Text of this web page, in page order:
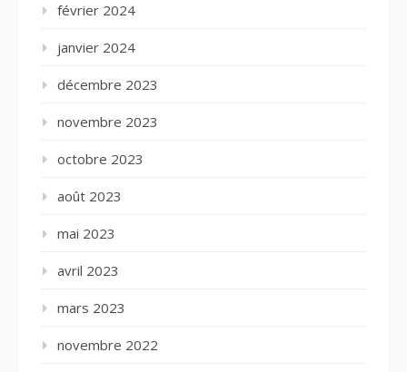
février 2024
janvier 2024
décembre 2023
novembre 2023
octobre 2023
août 2023
mai 2023
avril 2023
mars 2023
novembre 2022